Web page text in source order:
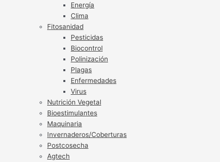
Energía
Clima
Fitosanidad
Pesticidas
Biocontrol
Polinización
Plagas
Enfermedades
Virus
Nutrición Vegetal
Bioestimulantes
Maquinaria
Invernaderos/Coberturas
Postcosecha
Agtech